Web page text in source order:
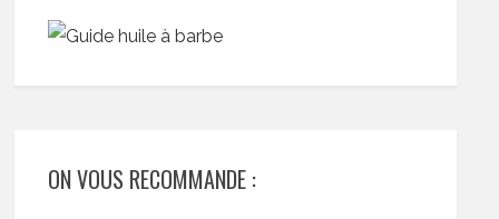
ON VOUS RECOMMANDE :